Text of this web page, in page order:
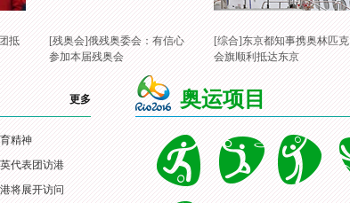
抵
[残奥会]俄残奥委会：有信心
参加本届残奥会
[综合]东京都知事携奥林匹克
会旗顺利抵达东京
更多
精神
代表团访港
将展开访问
奥运项目